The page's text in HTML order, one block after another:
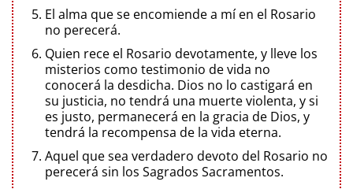
El alma que se encomiende a mí en el Rosario
no perecerá.
Quien rece el Rosario devotamente, y lleve los
misterios como testimonio de vida no
conocerá la desdicha. Dios no lo castigará en
su justicia, no tendrá una muerte violenta, y si
es justo, permanecerá en la gracia de Dios, y
tendrá la recompensa de la vida eterna.
Aquel que sea verdadero devoto del Rosario no
perecerá sin los Sagrados Sacramentos.